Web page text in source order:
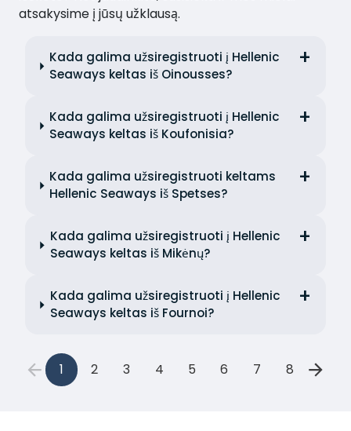
atsakysime į jūsų užklausą.
Kada galima užsiregistruoti į Hellenic
Seaways keltas iš Oinousses?
Kada galima užsiregistruoti į Hellenic
Seaways keltas iš Koufonisia?
Kada galima užsiregistruoti keltams
Hellenic Seaways iš Spetses?
Kada galima užsiregistruoti į Hellenic
Seaways keltas iš Mikėnų?
Kada galima užsiregistruoti į Hellenic
Seaways keltas iš Fournoi?
1 2 3 4 5 6 7 8